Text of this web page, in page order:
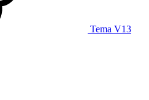
Tema V13